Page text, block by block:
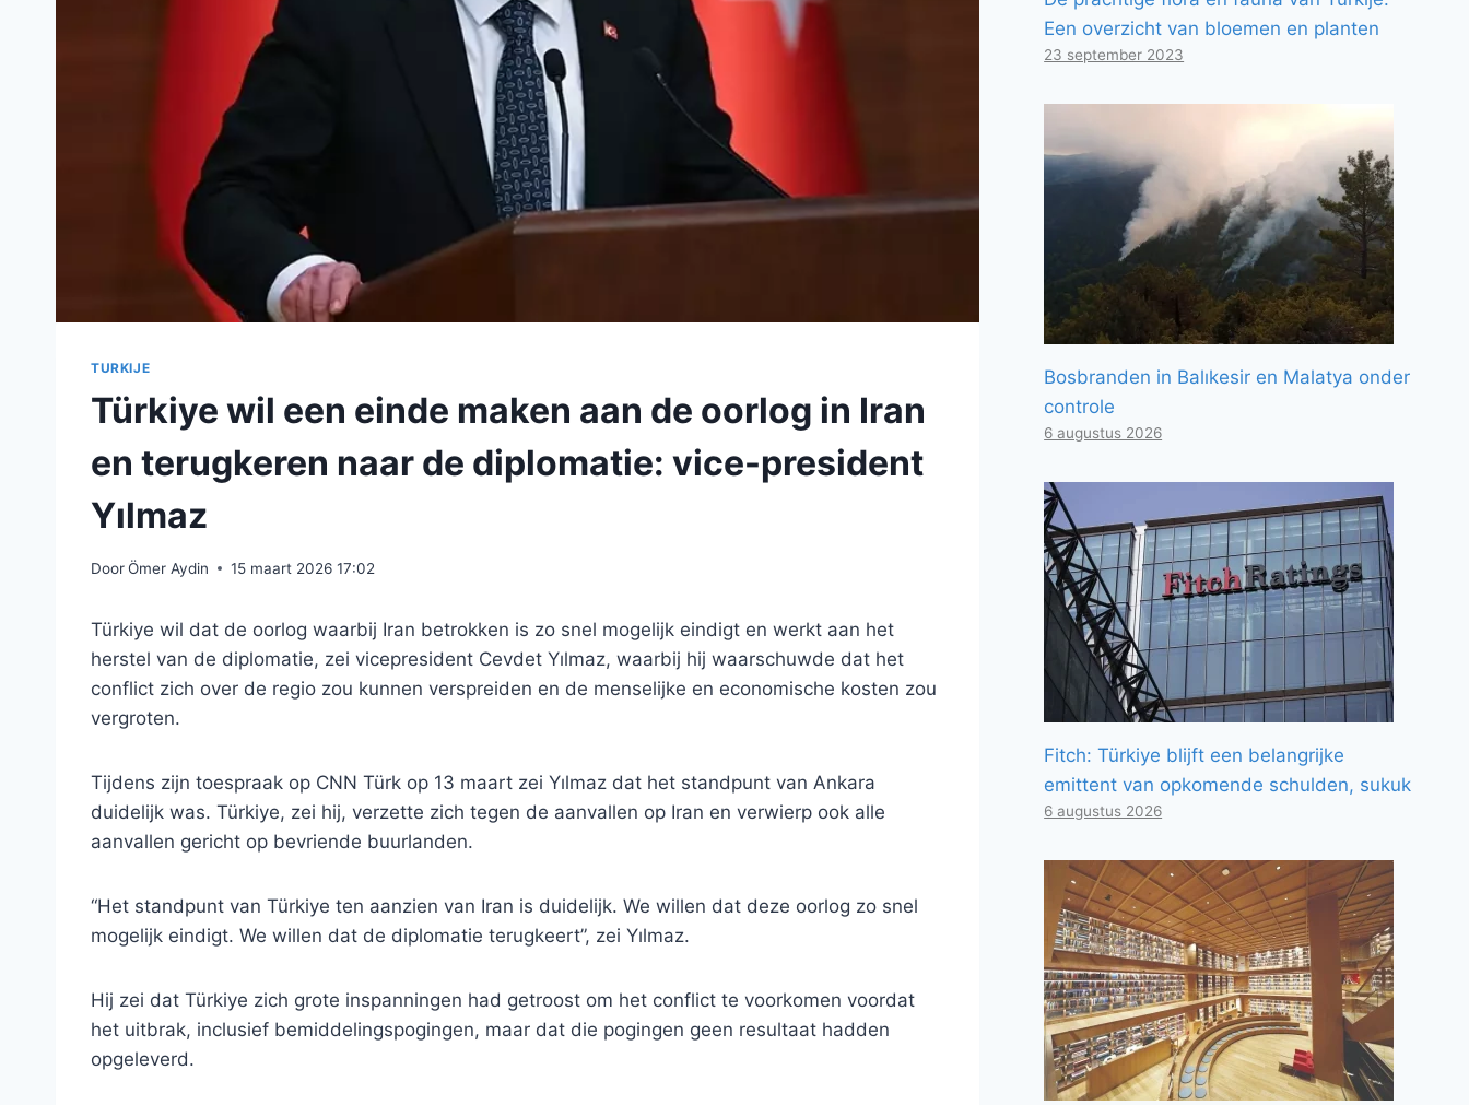
TURKIJE
Türkiye wil een einde maken aan de oorlog in Iran
en terugkeren naar de diplomatie: vice-president
Yılmaz
DoorÖmer Aydin 15 maart 2026 17:02
Türkiye wil dat de oorlog waarbij Iran betrokken is zo snel mogelijk eindigt en werkt aan het
herstel van de diplomatie, zei vicepresident Cevdet Yılmaz, waarbij hij waarschuwde dat het
conflict zich over de regio zou kunnen verspreiden en de menselijke en economische kosten zou
vergroten.
Tijdens zijn toespraak op CNN Türk op 13 maart zei Yılmaz dat het standpunt van Ankara
duidelijk was. Türkiye, zei hij, verzette zich tegen de aanvallen op Iran en verwierp ook alle
aanvallen gericht op bevriende buurlanden.
“Het standpunt van Türkiye ten aanzien van Iran is duidelijk. We willen dat deze oorlog zo snel
mogelijk eindigt. We willen dat de diplomatie terugkeert”, zei Yılmaz.
Hij zei dat Türkiye zich grote inspanningen had getroost om het conflict te voorkomen voordat
het uitbrak, inclusief bemiddelingspogingen, maar dat die pogingen geen resultaat hadden
opgeleverd.
Een overzicht van bloemen en planten
23 september 2023
Bosbranden in Balıkesir en Malatya onder
controle
6 augustus 2026
Fitch: Türkiye blijft een belangrijke
emittent van opkomende schulden, sukuk
6 augustus 2026